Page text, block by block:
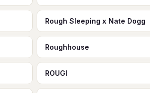
Rough Sleeping x Nate Dogg
Roughhouse
ROUGI